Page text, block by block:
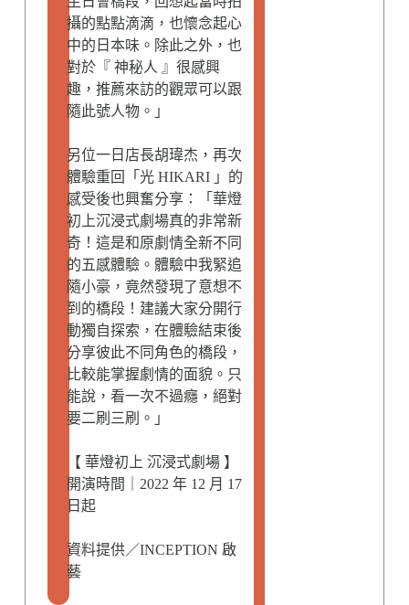
攝的點點滴滴，也懷念起心
中的日本味。除此之外，也
對於『 神秘人 』很感興
趣，推薦來訪的觀眾可以跟
隨此號人物。」
另位一日店長胡瑋杰，再次
體驗重回「光 HIKARI 」的
感受後也興奮分享：「華燈
初上沉浸式劇場真的非常新
奇！這是和原劇情全新不同
的五感體驗。體驗中我緊追
隨小豪，竟然發現了意想不
到的橋段！建議大家分開行
動獨自探索，在體驗結束後
分享彼此不同角色的橋段，
比較能掌握劇情的面貌。只
能說，看一次不過癮，絕對
要二刷三刷。」
【 華燈初上 沉浸式劇場 】
開演時間｜2022 年 12 月 17
日起
資料提供／INCEPTION 啟
藝